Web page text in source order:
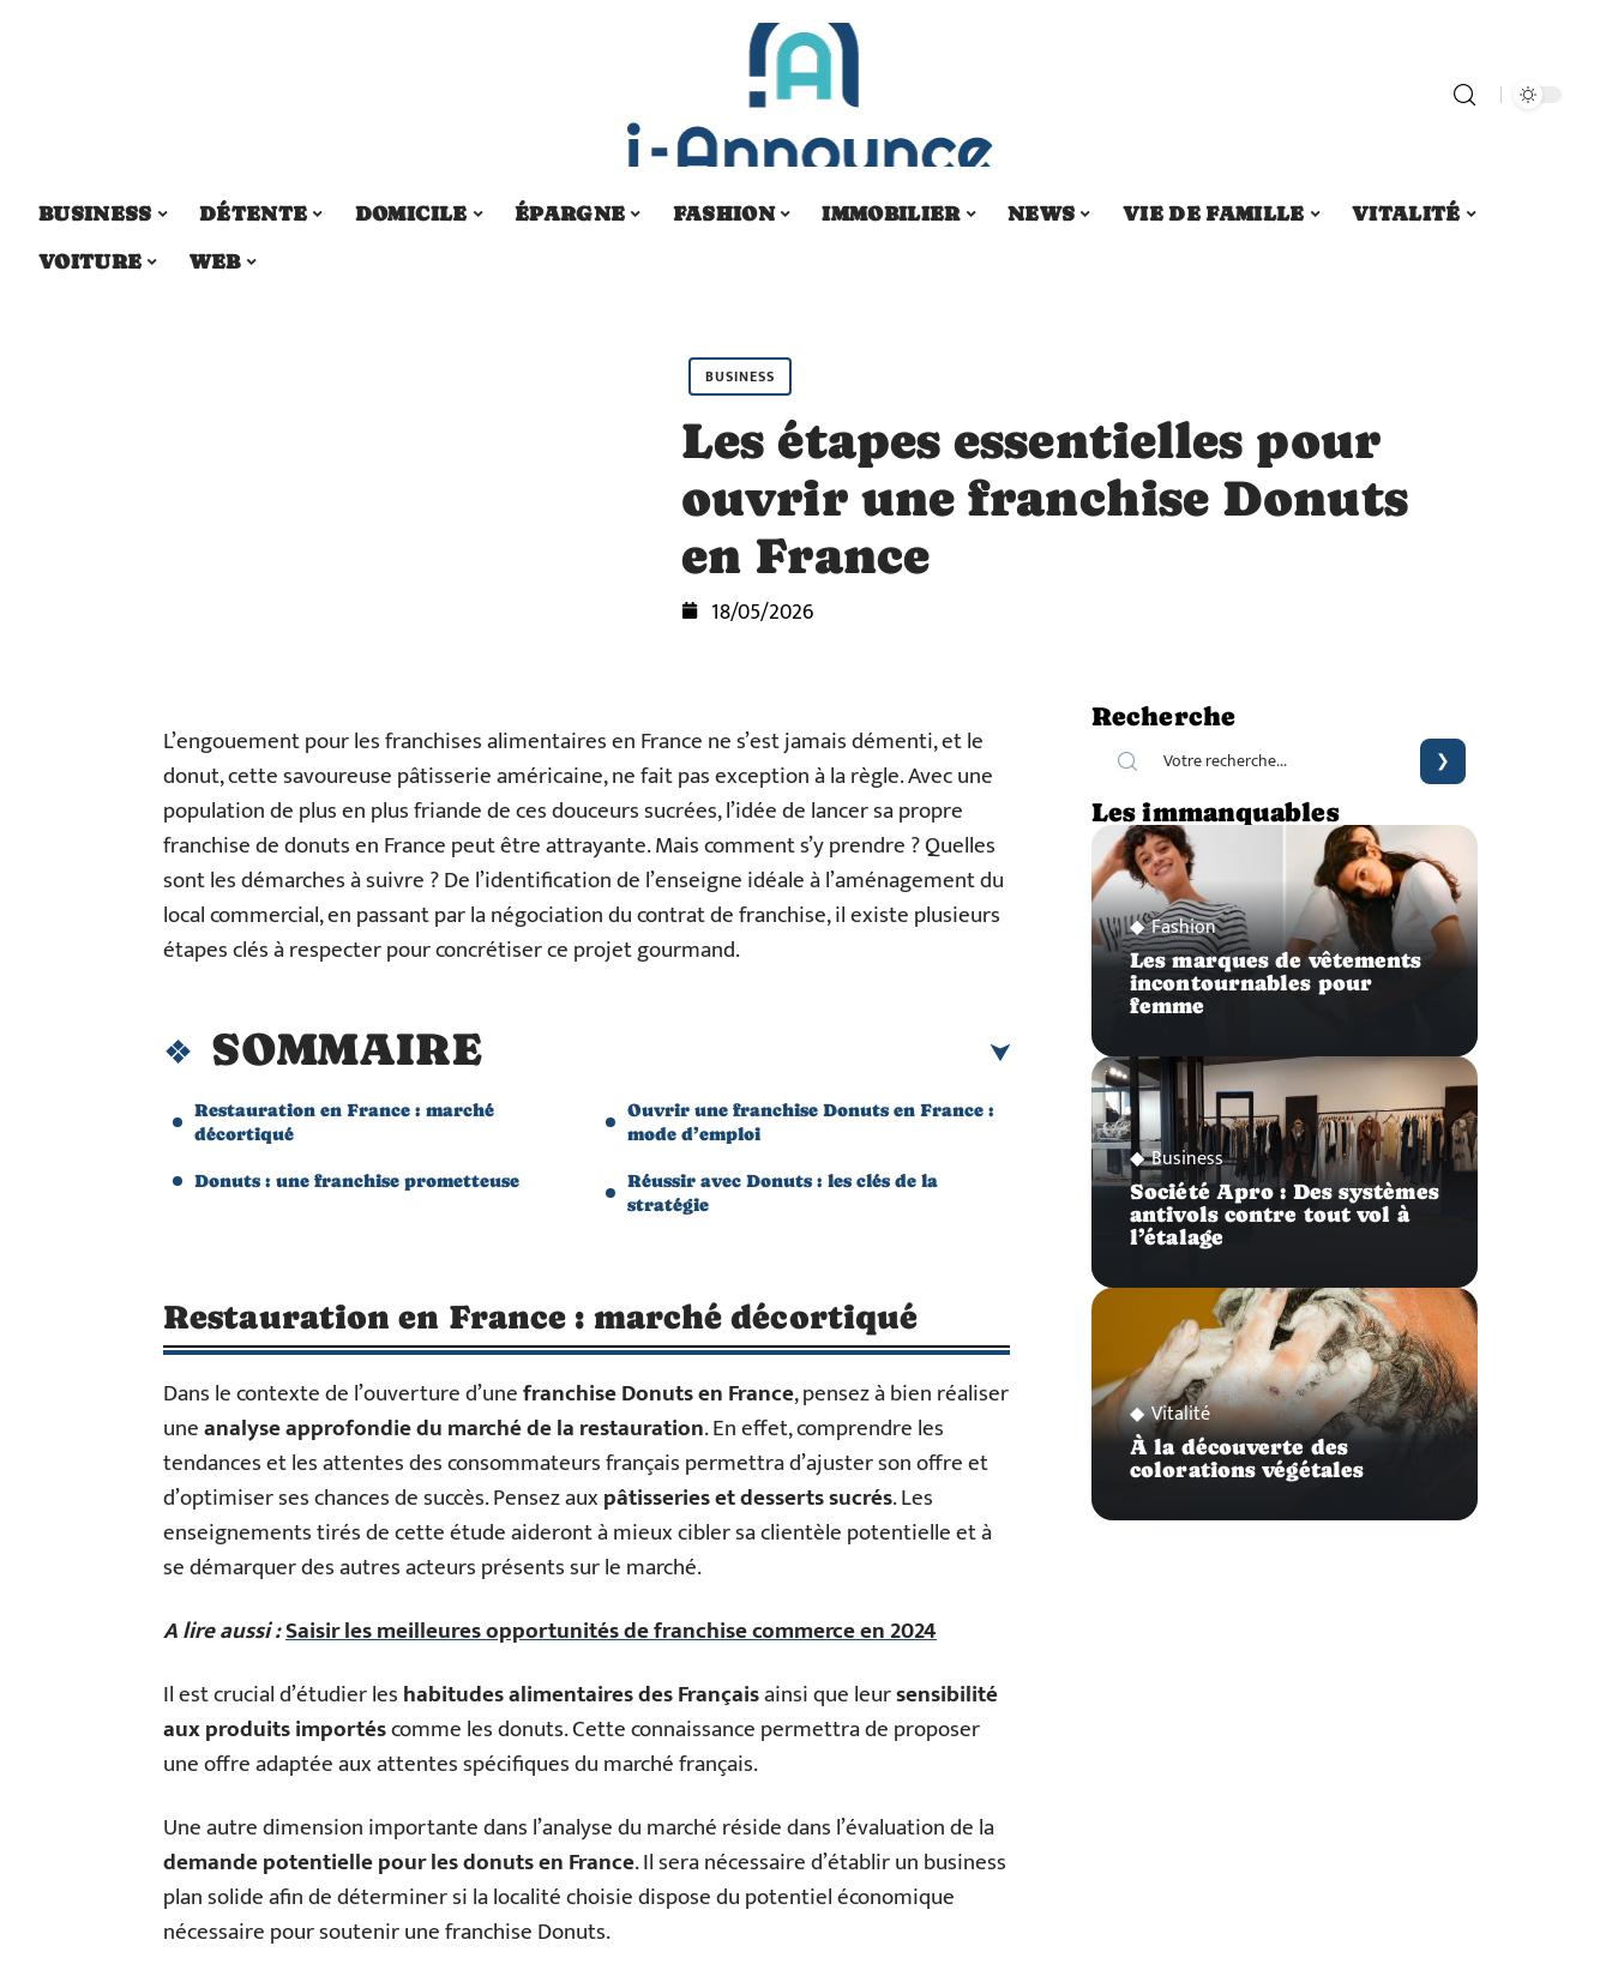
BUSINESS DÉTENTE DOMICILE ÉPARGNE FASHION IMMOBILIER NEWS VIE DE FAMILLE
VITALITÉ
VOITURE
WEB
BUSINESS
Les étapes essentielles pour
ouvrir une franchise Donuts
en France
18/05/2026
L’engouement pour les franchises alimentaires en France ne s’est jamais démenti, et le
donut, cette savoureuse pâtisserie américaine, ne fait pas exception à la règle. Avec une
population de plus en plus friande de ces douceurs sucrées, l’idée de lancer sa propre
franchise de donuts en France peut être attrayante. Mais comment s’y prendre ? Quelles
sont les démarches à suivre ? De l’identification de l’enseigne idéale à l’aménagement du
local commercial, en passant par la négociation du contrat de franchise, il existe plusieurs
étapes clés à respecter pour concrétiser ce projet gourmand.
SOMMAIRE
Restauration en France : marché
décortiqué
Donuts : une franchise prometteuse
Ouvrir une franchise Donuts en France :
mode d’emploi
Réussir avec Donuts : les clés de la
stratégie
Restauration en France : marché décortiqué
Dans le contexte de l’ouverture d’unefranchise Donuts en France, pensez à bien réaliser
uneanalyse approfondie du marché de la restauration. En effet, comprendre les
tendances et les attentes des consommateurs français permettra d’ajuster son offre et
d’optimiser ses chances de succès. Pensez auxpâtisseries et desserts sucrés. Les
enseignements tirés de cette étude aideront à mieux cibler sa clientèle potentielle et à
se démarquer des autres acteurs présents sur le marché.
A lire aussi :Saisir les meilleures opportunités de franchise commerce en 2024
Il est crucial d’étudier leshabitudes alimentaires des Françaisainsi que leursensibilité
aux produits importéscomme les donuts. Cette connaissance permettra de proposer
une offre adaptée aux attentes spécifiques du marché français.
Une autre dimension importante dans l’analyse du marché réside dans l’évaluation de la
demande potentielle pour les donuts en France. Il sera nécessaire d’établir un business
plan solide afin de déterminer si la localité choisie dispose du potentiel économique
nécessaire pour soutenir une franchise Donuts.
Recherche
Les immanquables
Fashion
Les marques de vêtements
incontournables pour
femme
Business
Société Apro : Des systèmes
antivols contre tout vol à
l’étalage
Vitalité
À la découverte des
colorations végétales